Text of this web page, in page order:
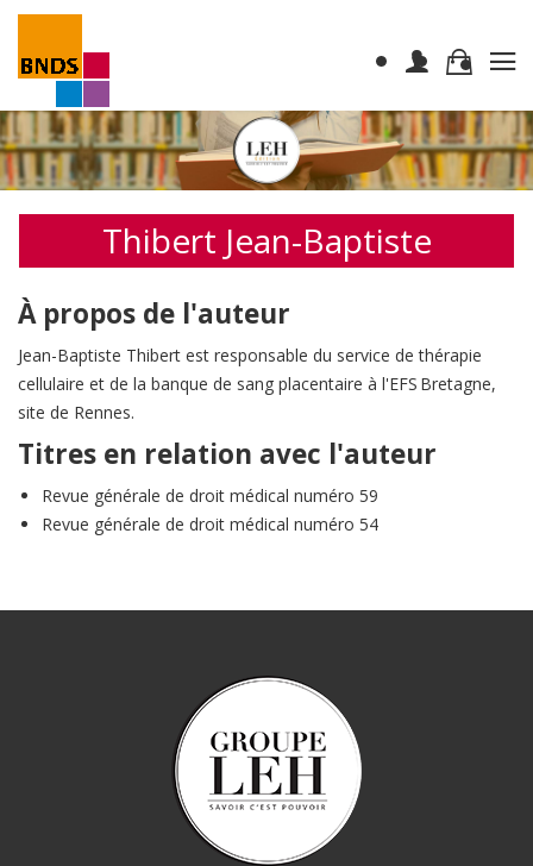
Thibert Jean-Baptiste
À propos de l'auteur
Jean-Baptiste Thibert est responsable du service de thérapie
cellulaire et de la banque de sang placentaire à l'EFS Bretagne,
site de Rennes.
Titres en relation avec l'auteur
Revue générale de droit médical numéro 59
Revue générale de droit médical numéro 54